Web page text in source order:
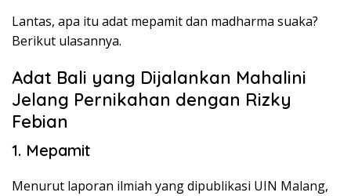
Lantas, apa itu adat mepamit dan madharma suaka?
Berikut ulasannya.
Adat Bali yang Dijalankan Mahalini
Jelang Pernikahan dengan Rizky
Febian
1. Mepamit
Menurut laporan ilmiah yang dipublikasi UIN Malang,